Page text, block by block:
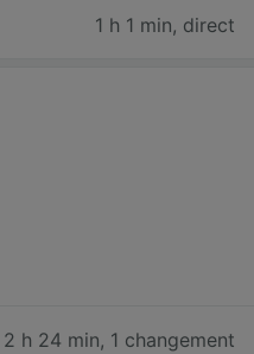
1 h 1 min, direct
2 h 24 min, 1 changement